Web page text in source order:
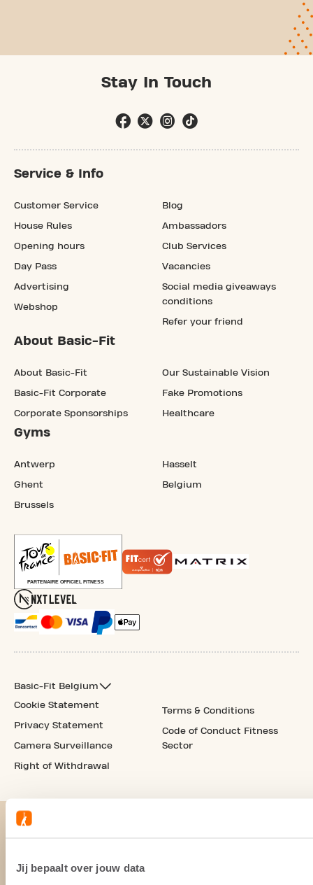
Jij bepaalt over jouw data
Stay In Touch
Service & Info
Customer Service
House Rules
Opening hours
Day Pass
Advertising
Webshop
Blog
Ambassadors
Club Services
Vacancies
Social media giveaways
conditions
Refer your friend
About Basic-Fit
About Basic-Fit
Basic-Fit Corporate
Corporate Sponsorships
Our Sustainable Vision
Fake Promotions
Healthcare
Gyms
Antwerp
Ghent
Brussels
Hasselt
Belgium
Basic-Fit Belgium
Cookie Statement
Privacy Statement
Camera Surveillance
Right of Withdrawal
Terms & Conditions
Code of Conduct Fitness
Sector